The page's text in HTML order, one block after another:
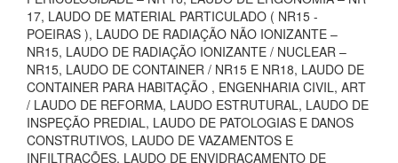
17, LAUDO DE MATERIAL PARTICULADO ( NR15 -
POEIRAS ), LAUDO DE RADIAÇÃO NÃO IONIZANTE –
NR15, LAUDO DE RADIAÇÃO IONIZANTE / NUCLEAR –
NR15, LAUDO DE CONTAINER / NR15 E NR18, LAUDO DE
CONTAINER PARA HABITAÇÃO , ENGENHARIA CIVIL, ART
/ LAUDO DE REFORMA, LAUDO ESTRUTURAL, LAUDO DE
INSPEÇÃO PREDIAL, LAUDO DE PATOLOGIAS E DANOS
CONSTRUTIVOS, LAUDO DE VAZAMENTOS E
INFILTRAÇÕES, LAUDO DE ENVIDRAÇAMENTO DE